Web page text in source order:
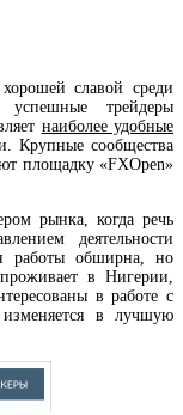
славой среди
трейдеры
наиболее удобные
Крупные сообщества
площадку «FXOpen»
рынка, когда речь
деятельности
работы обширна, но
в Нигерии,
в работе с
в лучшую